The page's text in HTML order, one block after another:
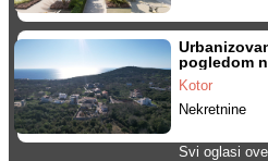
pogledom
Kotor
Nekretnine
Svi oglasi